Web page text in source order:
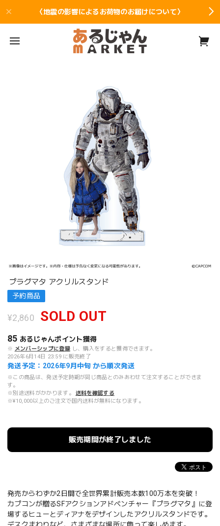
〈地震の影響によるお荷物のお届けについて〉
プラグマタ アクリルスタンド
予約商品
¥2,860 SOLD OUT
85 あるじゃんポイント獲得
※ メンバーシップに登録 し、購入をすると獲得できます。
2026年6月14日 23:59 に販売終了
発送予定：2026年9月中旬 から順次発送
※この商品は、発送予定時期が同じ商品とのみあわせて注文することができま
す。
※別途送料がかかります。
送料を確認する
※¥10,000以上のご注文で国内送料が無料になります。
販売期間が終了しました
発売からわずか2日間で全世界累計販売本数100万本を突破！
カプコンが贈るSFアクションアドベンチャー『プラグマタ』に登
場するヒューとディアナをデザインしたアクリルスタンドです。